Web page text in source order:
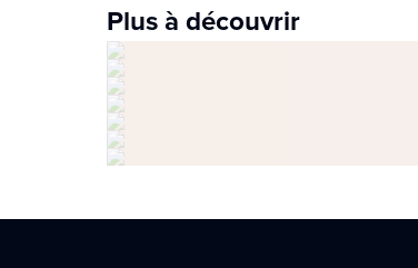
Plus à découvrir